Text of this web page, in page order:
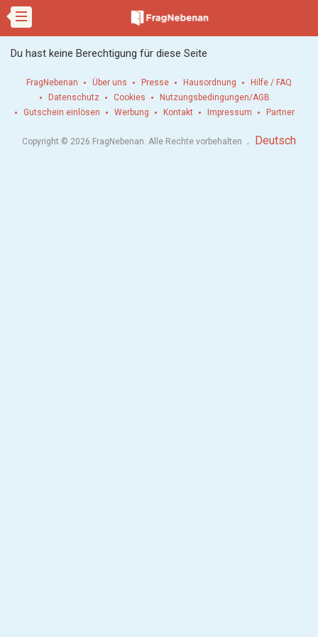
Du hast keine Berechtigung für diese Seite
FragNebenan Über uns Presse Hausordnung
Hilfe / FAQ
Datenschutz
Cookies
Nutzungsbedingungen/AGB
Gutschein einlösen
Werbung Kontakt Impressum Partner
Copyright © 2026 FragNebenan. Alle Rechte vorbehalten . Deutsch